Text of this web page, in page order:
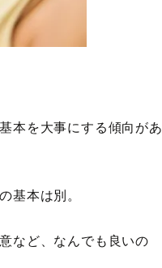
本を大事にする傾向があ
基本は別。
など、なんでも良いの